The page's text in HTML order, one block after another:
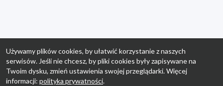
Używamy plików cookies, by ułatwić korzystanie z naszych
serwisów. Jeśli nie chcesz, by pliki cookies były zapisywane na
Twoim dysku, zmień ustawienia swojej przeglądarki. Więcej
informacji: polityka prywatności.